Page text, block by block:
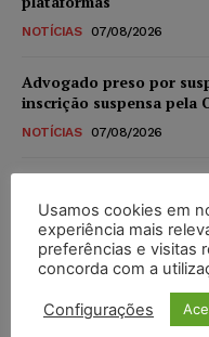
NOTÍCIAS 07/08/2026
Advogado preso por
inscrição suspensa pela
NOTÍCIAS 07/08/2026
novos para pessoas
níveis
DIREITO TRIBUTÁRIO 07/08/
Justiça do Trabalho
vendia canetas
Usamos cookies em
experiência mais
preferências e visitas
concorda com a
Configurações